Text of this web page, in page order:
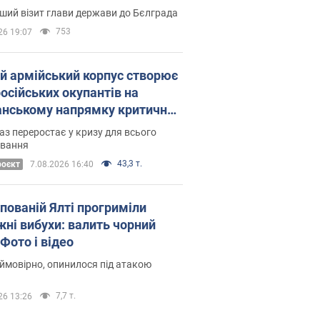
Це перший візит глави держави до Бєлграда
19:07 753
армійський корпус створює
окупантів на
напрямку критичний
як це вдалося
переростає у кризу для всього
7.08.2026 16:40 43,3 т.
Ялті прогриміли
вибухи: валить чорний
і відео
опинилося під атакою
13:26 7,7 т.